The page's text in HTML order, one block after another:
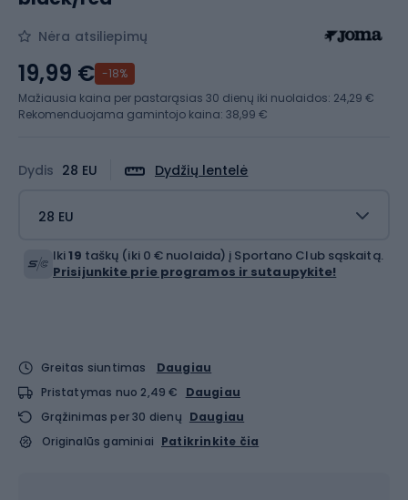
Nėra atsiliepimų
Dydis 28 EU Dydžių lentelė
28 EU
19,99 € -18%
Mažiausia kaina per pastarąsias 30 dienų iki nuolaidos: 24,29 €
Rekomenduojama gamintojo kaina: 38,99 €
Iki19 taškų (iki 0 € nuolaida) į Sportano Club sąskaitą.
Prisijunkite prie programos ir sutaupykite!
Greitas siuntimas
Daugiau
Pristatymas nuo 2,49 €
Daugiau
Grąžinimas per 30 dienų Daugiau
Originalūs gaminiai Patikrinkite čia